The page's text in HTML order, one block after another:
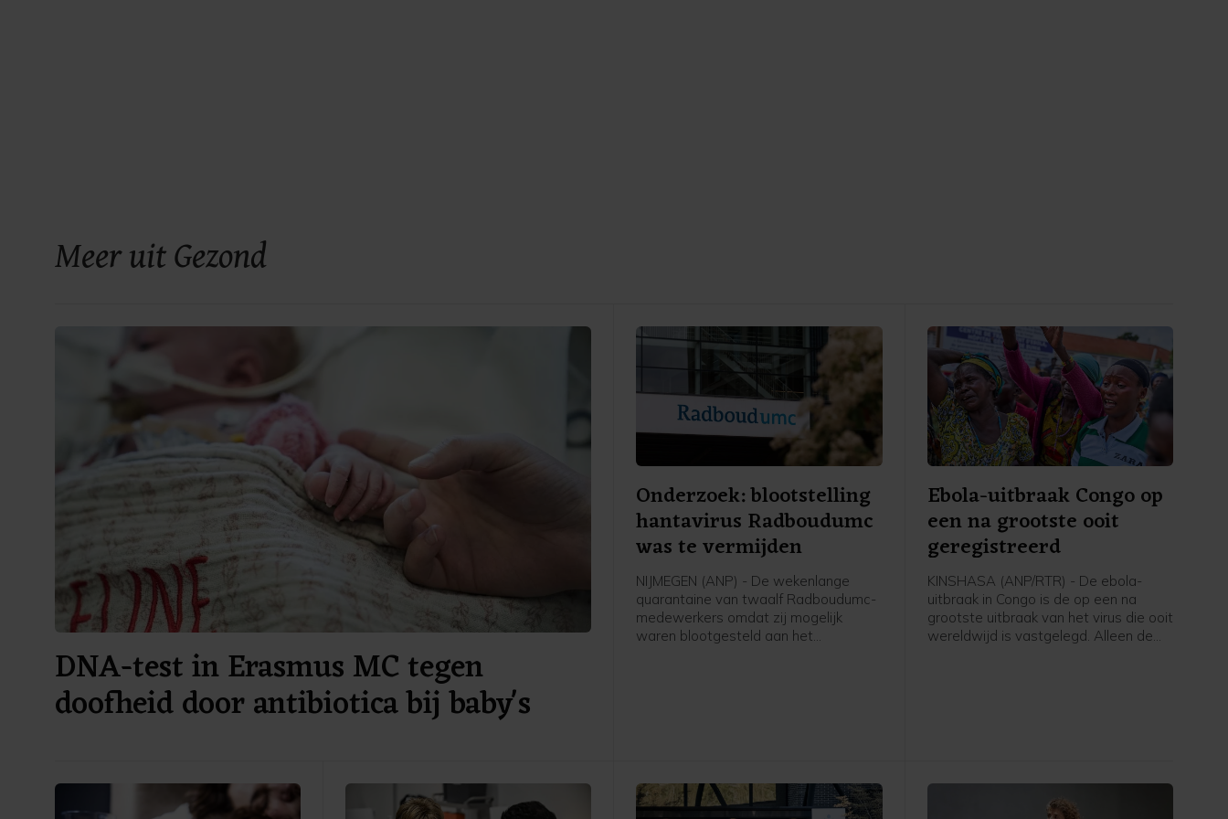
Meer uit Gezond
DNA-test in Erasmus MC tegen
doofheid door antibiotica bij baby's
Onderzoek: blootstelling
hantavirus Radboudumc
was te vermijden
NIJMEGEN (ANP) - De wekenlange
quarantaine van twaalf Radboudumc-
medewerkers omdat zij mogelijk
waren blootgesteld aan het
Ebola-uitbraak Congo op
een na grootste ooit
geregistreerd
KINSHASA (ANP/RTR) - De ebola-
uitbraak in Congo is de op een na
grootste uitbraak van het virus die ooit
wereldwijd is vastgelegd. Alleen de